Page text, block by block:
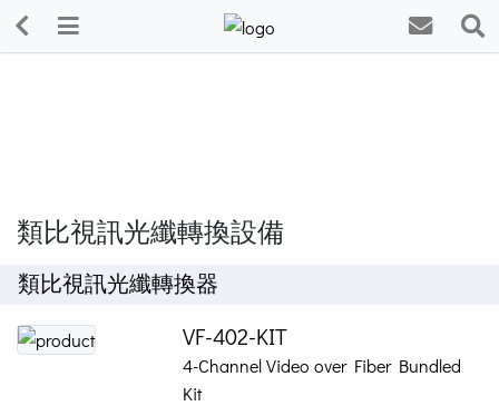
類比視訊光纖轉換設備
類比視訊光纖轉換器
VF-402-KIT
4-Channel Video over Fiber Bundled
Kit